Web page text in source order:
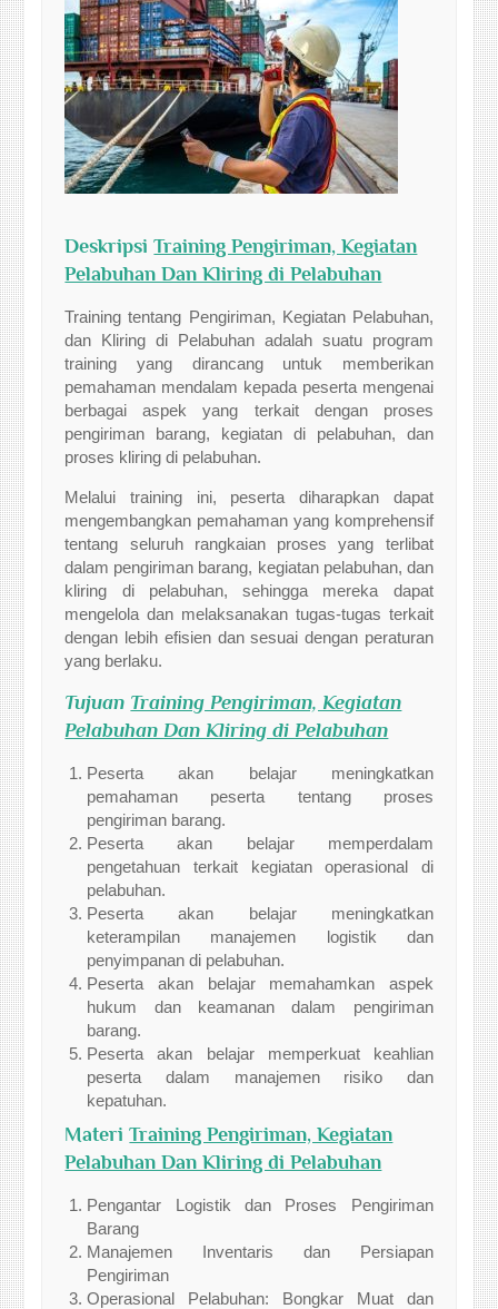
DeskripsiTraining Pengiriman, Kegiatan
Pelabuhan Dan Kliring di Pelabuhan
Training tentang Pengiriman, Kegiatan Pelabuhan,
dan Kliring di Pelabuhan adalah suatu program
training yang dirancang untuk memberikan
pemahaman mendalam kepada peserta mengenai
berbagai aspek yang terkait dengan proses
pengiriman barang, kegiatan di pelabuhan, dan
proses kliring di pelabuhan.
Melalui training ini, peserta diharapkan dapat
mengembangkan pemahaman yang komprehensif
tentang seluruh rangkaian proses yang terlibat
dalam pengiriman barang, kegiatan pelabuhan, dan
kliring di pelabuhan, sehingga mereka dapat
mengelola dan melaksanakan tugas-tugas terkait
dengan lebih efisien dan sesuai dengan peraturan
yang berlaku.
Tujuan Training Pengiriman, Kegiatan
Pelabuhan Dan Kliring di Pelabuhan
Peserta akan belajar meningkatkan
pemahaman peserta tentang proses
pengiriman barang.
Peserta akan belajar memperdalam
pengetahuan terkait kegiatan operasional di
pelabuhan.
Peserta akan belajar meningkatkan
keterampilan manajemen logistik dan
penyimpanan di pelabuhan.
Peserta akan belajar memahamkan aspek
hukum dan keamanan dalam pengiriman
barang.
Peserta akan belajar memperkuat keahlian
peserta dalam manajemen risiko dan
kepatuhan.
MateriTraining Pengiriman, Kegiatan
Pelabuhan Dan Kliring di Pelabuhan
Pengantar Logistik dan Proses Pengiriman
Barang
Manajemen Inventaris dan Persiapan
Pengiriman
Operasional Pelabuhan: Bongkar Muat dan